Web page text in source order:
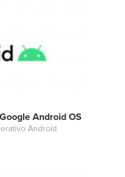
Android OS
Android